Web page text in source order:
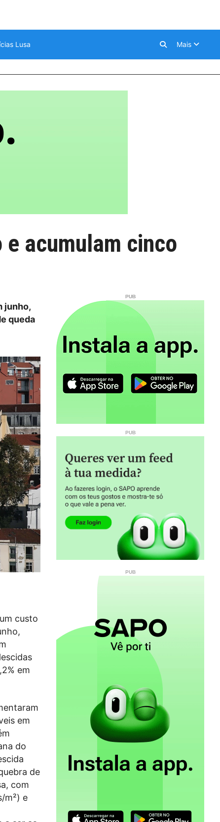
Lusa Mais
e acumulam cinco
junho,
queda
custo
em
em
do
de
com
m²) e